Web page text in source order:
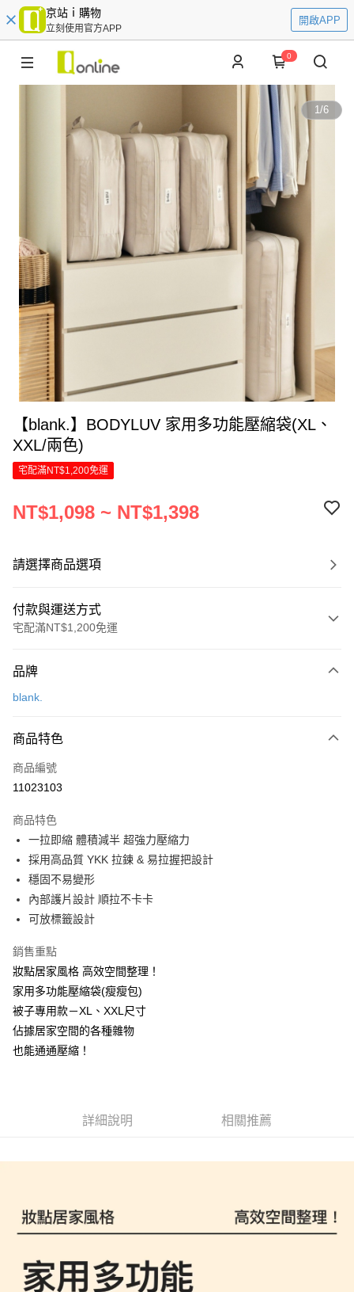
京站ｉ購物
立刻使用官方APP
開啟APP
0
1/6
【blank.】BODYLUV 家用多功能壓縮袋(XL、
XXL/兩色)
宅配滿NT$1,200免運
NT$1,098 ~ NT$1,398
請選擇商品選項
付款與運送方式
宅配滿NT$1,200免運
信用卡一次付款
Apple Pay
街口支付
Google Pay
全盈+PAY
大哥付你分期
相關說明
【大哥付你分期使用說明】
2.付款方式選擇「大哥付你分期」，訂單成立後會自動跳轉到大哥付的交易
流程，驗證手機門號後，選擇欲分期的期數、繳款截止日，確認付款後即完
成交易。
3.實際核准額度、可分期數及費用金額請依後續交易確認頁面所載為準。
4.訂單成立30分鐘內，如未前往確認交易或遇審核未通過，訂單將自動取
消。如遇「轉專審核」未通過狀況，表示未達大哥付你分期系統評分，恕無
法說明評估內容。
【繳款方式說明】
資料（包含姓名、電話或地址）提供予台灣大哥大進項蒐集、處理及利用，
由本公司與您本人進行分期帳單所需資料之確認、核對及更正。
3.完整用戶服務條款，請詳閱以下連結：https://oppay.tw/userRule
相關說明
【關於「AFTEE先享後付」】
AFTEE先享後付是「在收到商品之後才付款」的支付方式。 讓您購物簡單
１．簡單：不需註冊會員、不需綁卡、不需儲值。
２．便利：只要手機號碼，簡訊認證，即可結帳。
３．安心：先確認商品／服務後，再付款。
２．訂單成立數日內，您將收到繳費通知簡訊。
３．收到繳費通知簡訊後14天內，點擊此簡訊中的連結，可透過四大超商／
是否繳費成功／繳費後需取消欲退款等相關疑問，請聯繫「AFTEE先享後付
【注意事項】
１．透過由恩沛科技股份有限公司提供之「AFTEE先享後付」服務完成之交
易，需依本服務之必要範圍內提供個人資料，並將交易相關給付款項請求債
ATM付款
運送方式
宅配
請自備購物袋，若需購買紙袋可現場詢問
品牌
blank.
商品特色
商品編號
11023103
商品特色
一拉即縮 體積減半 超強力壓縮力
採用高品質 YKK 拉鍊 & 易拉握把設計
穩固不易變形
內部護片設計 順拉不卡卡
可放標籤設計
銷售重點
妝點居家風格 高效空間整理！
家用多功能壓縮袋(瘦瘦包)
被子專用款－XL、XXL尺寸
佔據居家空間的各種雜物
也能通通壓縮！
詳細說明 相關推薦